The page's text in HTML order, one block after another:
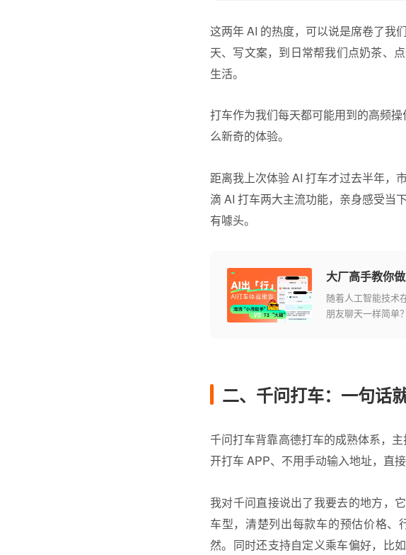
这两年 AI 的热度，可以说是席卷了我
天、写文案，到日常帮我们点奶茶、
生活。
打车作为我们每天都可能用到的高频
么新奇的体验。
距离我上次体验 AI 打车才过去半年，
滴 AI 打车两大主流功能，亲身感受当
有噱头。
大厂高手教你
随着人工智能技术
朋友聊天一样简单？
二、千问打车：一句话
千问打车背靠高德打车的成熟体系，
开打车 APP、不用手动输入地址，直
我对千问直接说出了我要去的地方，
车型，清楚列出每款车的预估价格、
然。同时还支持自定义乘车偏好，比